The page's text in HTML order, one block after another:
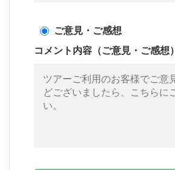
ご意見・ご感想
コメント内容（ご意見・ご感想）